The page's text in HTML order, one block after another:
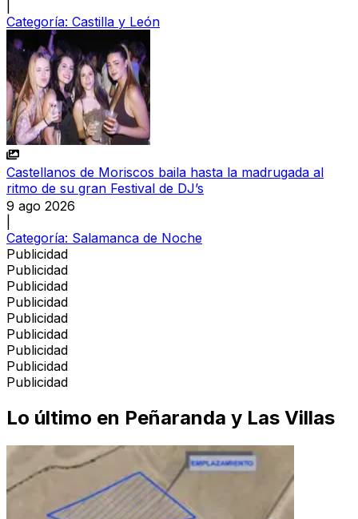
Categoría: Castilla y León
Castellanos de Moriscos baila hasta la madrugada al
ritmo de su gran Festival de DJ’s
9 ago 2026
Categoría: Salamanca de Noche
Publicidad
Publicidad
Publicidad
Publicidad
Publicidad
Publicidad
Publicidad
Publicidad
Publicidad
Lo último en Peñaranda y Las Villas